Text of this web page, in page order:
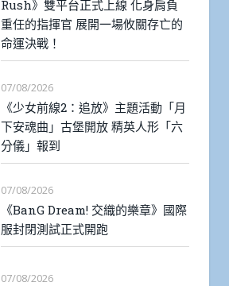
Rush》雙平台正式上線 化身肩負
重任的指揮官 展開一場攸關存亡的
命運決戰！
07/08/2026
《少女前線2：追放》主題活動「月
下安魂曲」古堡開放 精英人形「六
分儀」報到
07/08/2026
《BanG Dream! 交織的樂章》國際
服封閉測試正式開跑
07/08/2026